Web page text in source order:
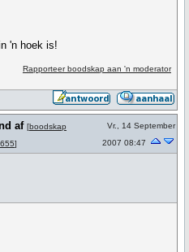
'n hoek is!
Rapporteer boodskap aan 'n moderator
af [boodskap
]
Vr., 14 September
2007 08:47